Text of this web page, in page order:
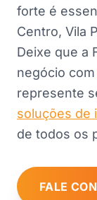
forte é
Centro, Vila
Deixe que a
negócio com
represente
soluções de
de todos os
FALE